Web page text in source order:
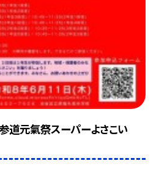
道元氣祭スーパーよさこい